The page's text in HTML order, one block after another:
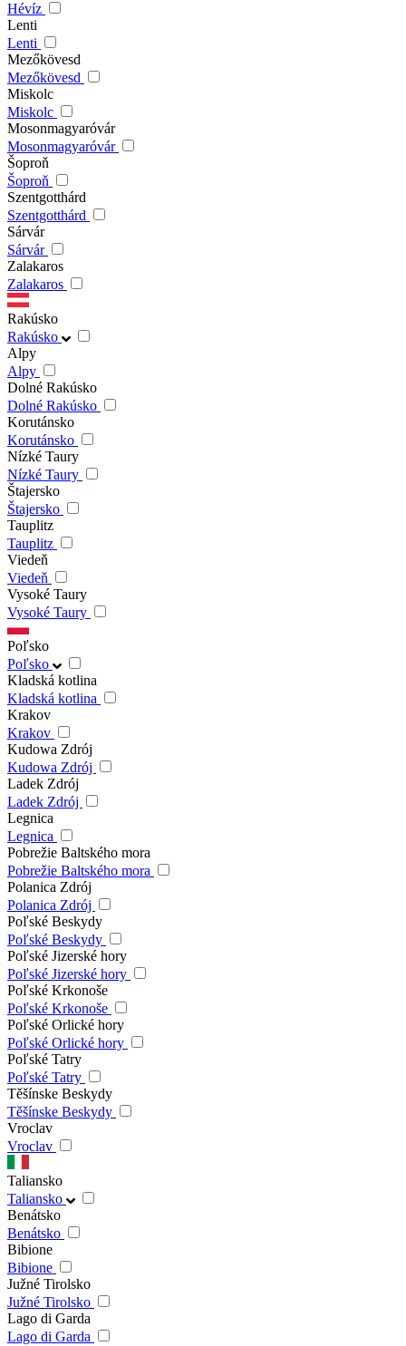
Hévíz
Lenti
Lenti
Mezőkövesd
Mezőkövesd
Miskolc
Miskolc
Mosonmagyaróvár
Mosonmagyaróvár
Šoproň
Šoproň
Szentgotthárd
Szentgotthárd
Sárvár
Sárvár
Zalakaros
Zalakaros
Rakúsko
Rakúsko
Alpy
Alpy
Dolné Rakúsko
Dolné Rakúsko
Korutánsko
Korutánsko
Nízké Taury
Nízké Taury
Štajersko
Štajersko
Tauplitz
Tauplitz
Viedeň
Viedeň
Vysoké Taury
Vysoké Taury
Poľsko
Poľsko
Kladská kotlina
Kladská kotlina
Krakov
Krakov
Kudowa Zdrój
Kudowa Zdrój
Ladek Zdrój
Ladek Zdrój
Legnica
Legnica
Pobrežie Baltského mora
Pobrežie Baltského mora
Polanica Zdrój
Polanica Zdrój
Poľské Beskydy
Poľské Beskydy
Poľské Jizerské hory
Poľské Jizerské hory
Poľské Krkonoše
Poľské Krkonoše
Poľské Orlické hory
Poľské Orlické hory
Poľské Tatry
Poľské Tatry
Těšínske Beskydy
Těšínske Beskydy
Vroclav
Vroclav
Taliansko
Taliansko
Benátsko
Benátsko
Bibione
Bibione
Južné Tirolsko
Južné Tirolsko
Lago di Garda
Lago di Garda